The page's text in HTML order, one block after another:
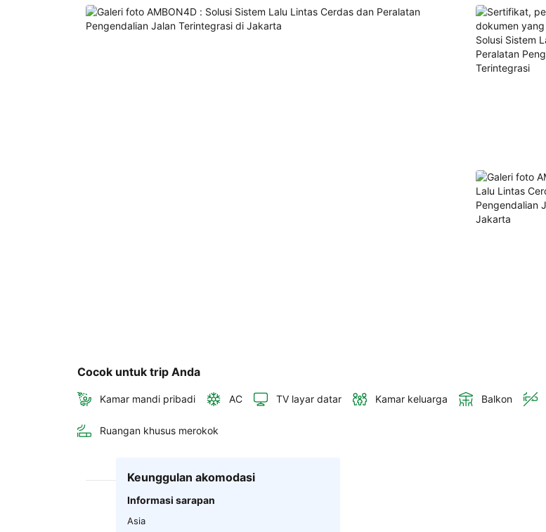
memesan,
semua
rincian
Cocok untuk trip Anda
Kamar mandi pribadi AC TV layar datar Kamar keluarga Balkon
Ruangan khusus merokok
Keunggulan akomodasi
Informasi sarapan
Asia